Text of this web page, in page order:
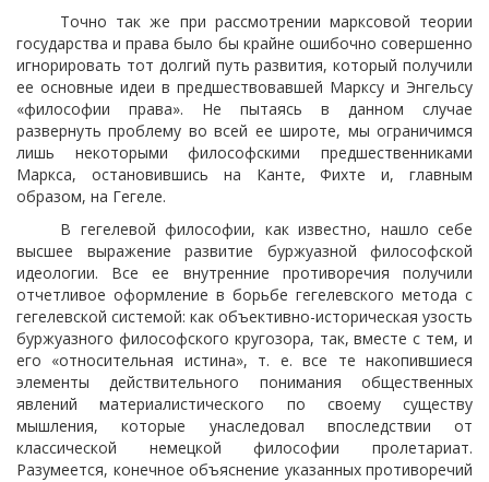
Точно так же при рассмотрении марксовой теории
государства и права было бы крайне ошибочно совершенно
игнорировать тот долгий путь развития, который получили
ее основные идеи в предшествовавшей Марксу и Энгельсу
«философии права». Не пытаясь в данном случае
развернуть проблему во всей ее широте, мы ограничимся
лишь некоторыми философскими предшественниками
Маркса, остановившись на Канте, Фихте и, главным
образом, на Гегеле.
В гегелевой философии, как известно, нашло себе
высшее выражение развитие буржуазной философской
идеологии. Все ее внутренние противоречия получили
отчетливое оформление в борьбе гегелевского метода с
гегелевской системой: как объективно-историческая узость
буржуазного философского кругозора, так, вместе с тем, и
его «относительная истина», т. е. все те накопившиеся
элементы действительного понимания общественных
явлений материалистического по своему существу
мышления, которые унаследовал впоследствии от
классической немецкой философии пролетариат.
Разумеется, конечное объяснение указанных противоречий